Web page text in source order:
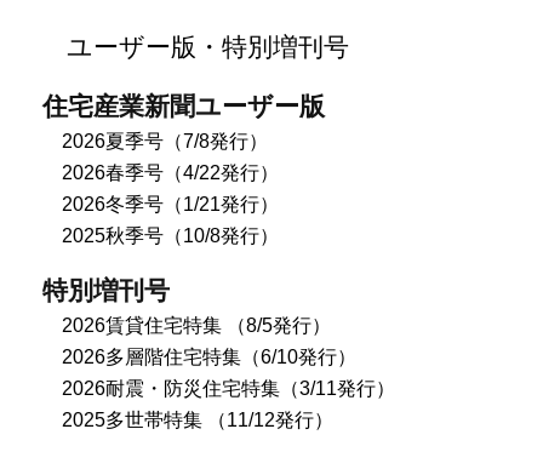
ユーザー版・特別増刊号
住宅産業新聞ユーザー版
2026夏季号（7/8発行）
2026春季号（4/22発行）
2026冬季号（1/21発行）
2025秋季号（10/8発行）
特別増刊号
2026賃貸住宅特集 （8/5発行）
2026多層階住宅特集（6/10発行）
2026耐震・防災住宅特集（3/11発行）
2025多世帯特集 （11/12発行）